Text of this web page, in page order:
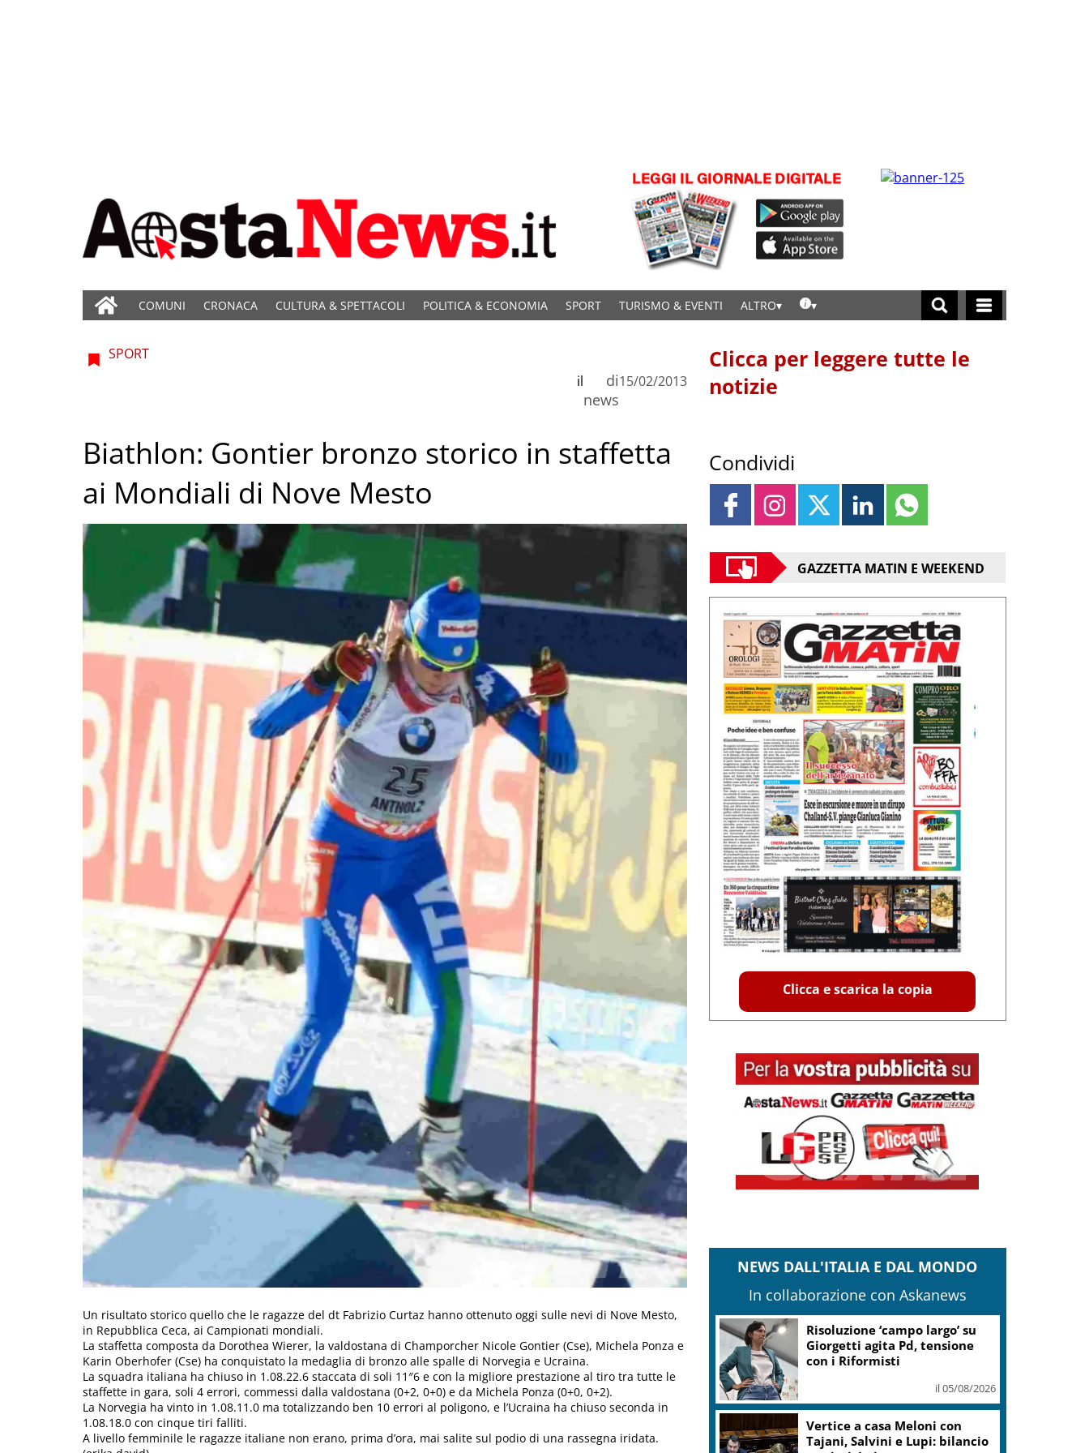
COMUNI CRONACA CULTURA & SPETTACOLI POLITICA & ECONOMIA SPORT TURISMO & EVENTI ALTRO
SPORT
di
news
il 15/02/2013
Biathlon: Gontier bronzo storico in staffetta
ai Mondiali di Nove Mesto
Un risultato storico quello che le ragazze del dt Fabrizio Curtaz hanno ottenuto oggi sulle nevi di Nove Mesto,
in Repubblica Ceca, ai Campionati mondiali.
La staffetta composta da Dorothea Wierer, la valdostana di Champorcher Nicole Gontier (Cse), Michela Ponza e
Karin Oberhofer (Cse) ha conquistato la medaglia di bronzo alle spalle di Norvegia e Ucraina.
La squadra italiana ha chiuso in 1.08.22.6 staccata di soli 11″6 e con la migliore prestazione al tiro tra tutte le
staffette in gara, soli 4 errori, commessi dalla valdostana (0+2, 0+0) e da Michela Ponza (0+0, 0+2).
La Norvegia ha vinto in 1.08.11.0 ma totalizzando ben 10 errori al poligono, e l’Ucraina ha chiuso seconda in
1.08.18.0 con cinque tiri falliti.
A livello femminile le ragazze italiane non erano, prima d’ora, mai salite sul podio di una rassegna iridata.
Clicca per leggere tutte le
notizie
Condividi
GAZZETTA MATIN E WEEKEND
Clicca e scarica la copia
NEWS DALL'ITALIA E DAL MONDO
In collaborazione con Askanews
Risoluzione ‘campo largo’ su
Giorgetti agita Pd, tensione
con i Riformisti
il 05/08/2026
Vertice a casa Meloni con
Tajani, Salvini e Lupi: bilancio